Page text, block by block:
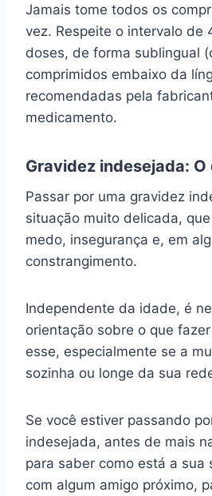
Jamais tome todos os
vez. Respeite o intervalo de
doses, de forma sublingual
comprimidos embaixo da
recomendadas pela
medicamento.
Gravidez indesejada:
Passar por uma gravidez
situação muito delicada,
medo, insegurança e, em
constrangimento.
Independente da idade, é
orientação sobre o que
esse, especialmente se a
sozinha ou longe da sua
Se você estiver passando
indesejada, antes de mais
para saber como está a sua
com algum amigo próximo,